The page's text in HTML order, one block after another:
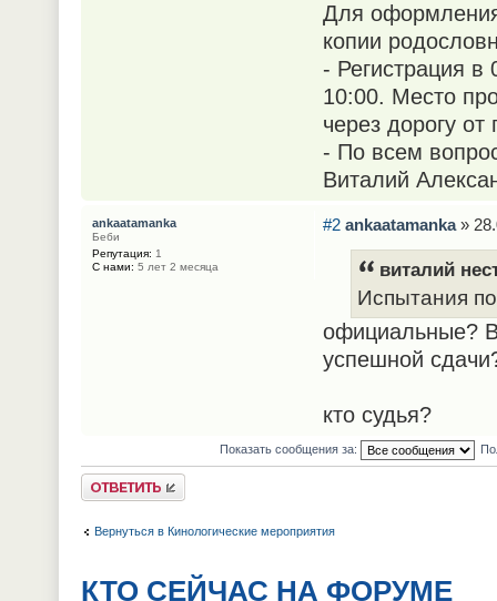
Для
копии
- Регистрация в
10:00. Место
через дорогу
- По всем
Виталий
#2 ankaatamanka»
виталий
Испытания
официальные?
успешной
кто судья?
ankaatamanka
Беби
Репутация: 1
С нами: 5 лет 2 месяца
Показать сообщения за:
Ответить
Вернуться в Кинологические мероприятия
КТО СЕЙЧАС НА ФОРУМЕ